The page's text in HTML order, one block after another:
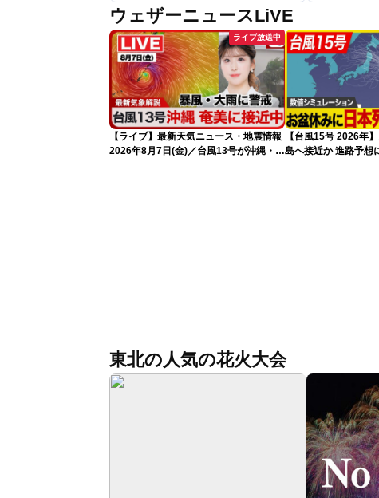
ウェザーニュースLiVE
ライブ放送中
【ライブ】最新天気ニュース・地震情報
2026年8月7日(金)／台風13号が沖縄・奄
【台風15号 2026年
島へ接近か 進路予想
東北の人気の花火大会